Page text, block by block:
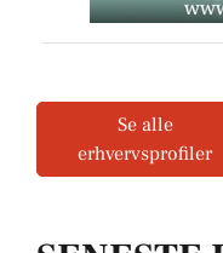
Se alle
erhvervsprofiler